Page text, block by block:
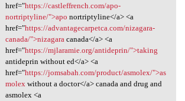
href="https://castleffrench.com/apo-
nortriptyline/">apo nortriptyline</a> <a
href="https://advantagecarpetca.com/nizagara-
canada/">nizagaracanada</a> <a
href="https://mjlaramie.org/antideprin/">taking
antideprin without ed</a> <a
href="https://jomsabah.com/product/asmolex/">as
molexwithout a doctor</a> canada and drug and
asmolex <a